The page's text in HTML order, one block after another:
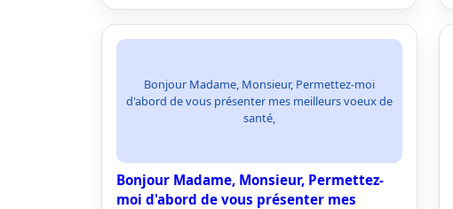
Bonjour Madame, Monsieur, Permettez-moi
d'abord de vous présenter mes meilleurs voeux de
santé,
Bonjour Madame, Monsieur, Permettez-
moi d'abord de vous présenter mes